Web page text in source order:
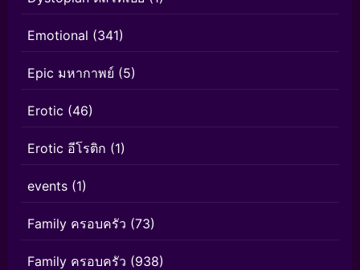
Emotional (341)
Epic มหากาพย์ (5)
Erotic (46)
Erotic อีโรติก (1)
events (1)
Family ครอบครัว (73)
Family ครอบครัว (938)